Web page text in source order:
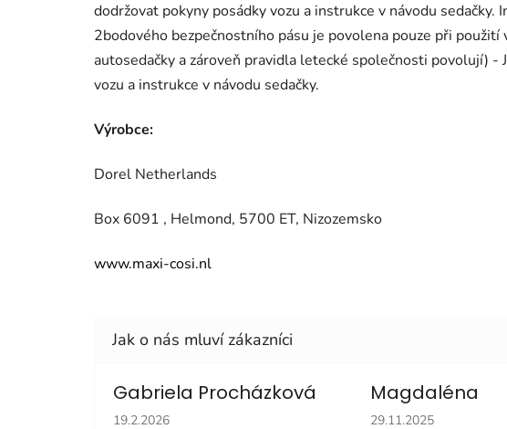
dodržovat pokyny posádky vozu a instrukce v návodu sedačky.
2bodového bezpečnostního pásu je povolena pouze při
autosedačky a zároveň pravidla letecké společnosti povolují) -
vozu a instrukce v návodu sedačky.
Výrobce:
Dorel Netherlands
Box 6091 , Helmond, 5700 ET, Nizozemsko
www.maxi-cosi.nl
Gabriela Procházková
Hodnocení obchodu je 5 z 5 hvězdiček.
19.2.2026
Magdaléna
Hodnocení obchodu
29.11.2025